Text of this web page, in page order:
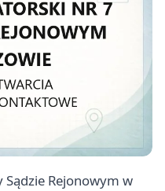
Rejonowym w